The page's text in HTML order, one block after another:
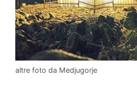
altre foto da Medjugorje